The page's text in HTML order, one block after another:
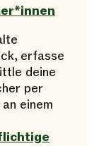
erfasse
deine
per
einem